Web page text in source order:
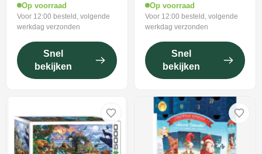
familie legpuzzel
Op voorraad
Voor 12:00 besteld, volgende
werkdag verzonden
Snel
bekijken
Op voorraad
Voor 12:00 besteld, volgende
werkdag verzonden
Snel
bekijken